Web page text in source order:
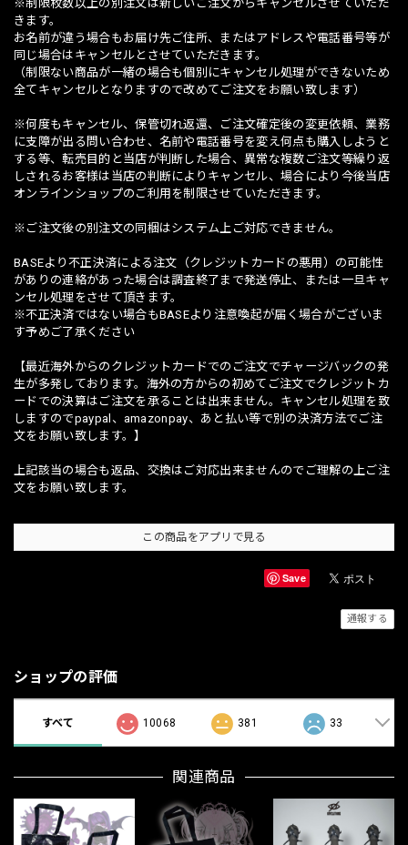
※制限枚数以上の別注文は新しいご注文からキャンセルさせていただ
きます。
お名前が違う場合もお届け先ご住所、またはアドレスや電話番号等が
同じ場合はキャンセルとさせていただきます。
（制限ない商品が一緒の場合も個別にキャンセル処理ができないため
全てキャンセルとなりますので改めてご注文をお願い致します）
※何度もキャンセル、保管切れ返還、ご注文確定後の変更依頼、業務
に支障が出る問い合わせ、名前や電話番号を変え何点も購入しようと
する等、転売目的と当店が判断した場合、異常な複数ご注文等繰り返
しされるお客様は当店の判断によりキャンセル、場合により今後当店
オンラインショップのご利用を制限させていただきます。
※ご注文後の別注文の同梱はシステム上ご対応できません。
BASEより不正決済による注文（クレジットカードの悪用）の可能性
がありの連絡があった場合は調査終了まで発送停止、または一旦キャ
ンセル処理をさせて頂きます。
※不正決済ではない場合もBASEより注意喚起が届く場合がございま
す予めご了承ください
【最近海外からのクレジットカードでのご注文でチャージバックの発
生が多発しております。海外の方からの初めてご注文でクレジットカ
ードでの決算はご注文を承ることは出来ません。キャンセル処理を致
しますのでpaypal、amazonpay、あと払い等で別の決済方法でご注
文をお願い致します。】
上記該当の場合も返品、交換はご対応出来ませんのでご理解の上ご注
文をお願い致します。
この商品をアプリで見る
Save
通報する
ショップの評価
すべて 10068 381 33
関連商品